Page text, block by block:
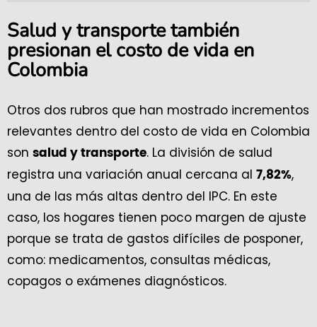
Salud y transporte también
presionan el costo de vida en
Colombia
Otros dos rubros que han mostrado incrementos
relevantes dentro del costo de vida en Colombia
son salud y transporte. La división de salud
registra una variación anual cercana al 7,82%,
una de las más altas dentro del IPC. En este
caso, los hogares tienen poco margen de ajuste
porque se trata de gastos difíciles de posponer,
como: medicamentos, consultas médicas,
copagos o exámenes diagnósticos.